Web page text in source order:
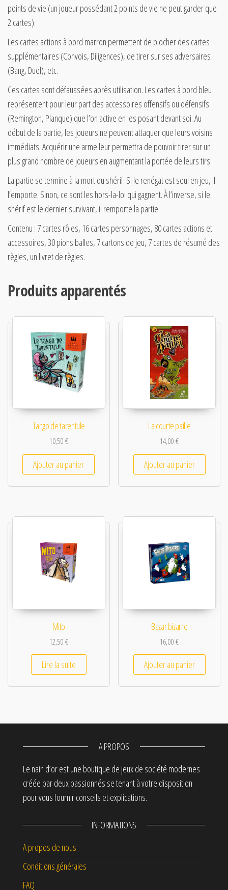
points de vie (un joueur possédant 2 points de vie ne peut garder que
2 cartes).
Les cartes actions à bord marron permettent de piocher des cartes
supplémentaires (Convois, Diligences), de tirer sur ses adversaires
(Bang, Duel), etc.
Ces cartes sont défaussées après utilisation. Les cartes à bord bleu
représentent pour leur part des accessoires offensifs ou défensifs
(Remington, Planque) que l’on active en les posant devant soi. Au
début de la partie, les joueurs ne peuvent attaquer que leurs voisins
immédiats. Acquérir une arme leur permettra de pouvoir tirer sur un
plus grand nombre de joueurs en augmentant la portée de leurs tirs.
La partie se termine à la mort du shérif. Si le renégat est seul en jeu, il
l’emporte. Sinon, ce sont les hors-la-loi qui gagnent. À l’inverse, si le
shérif est le dernier survivant, il remporte la partie.
Contenu : 7 cartes rôles, 16 cartes personnages, 80 cartes actions et
accessoires, 30 pions balles, 7 cartons de jeu, 7 cartes de résumé des
règles, un livret de règles.
Produits apparentés
Tango de tarentule
10,50€
Ajouter au panier
La courte paille
14,00€
Ajouter au panier
Mito
12,50€
Lire la suite
Bazar bizarre
16,00€
Ajouter au panier
A PROPOS
Le nain d’or est une boutique de jeux de société modernes
créée par deux passionnés se tenant à votre disposition
pour vous fournir conseils et explications.
INFORMATIONS
A propos de nous
Conditions générales
FAQ